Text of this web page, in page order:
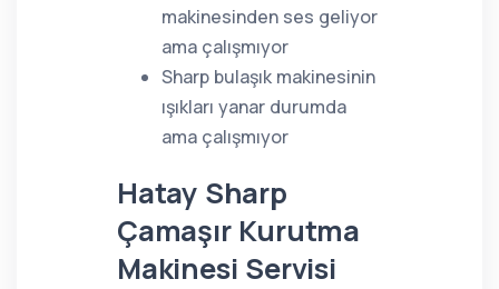
makinesinden ses geliyor
ama çalışmıyor
Sharp bulaşık makinesinin
ışıkları yanar durumda
ama çalışmıyor
Hatay Sharp
Çamaşır Kurutma
Makinesi Servisi